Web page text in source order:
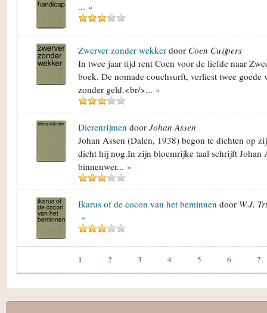
... »
Zwerver zonder wekker door Coen Cuijpers
In twee jaar tijd rent Coen voor de liefde naar
boek. De nomade couchsurft, verliest twee goede
zonder geld.<br/>... »
Dierenrijmen door Johan Assen
Johan Assen (Dalen, 1938) begon te dichten op
dicht hij nog.In zijn bloemrijke taal schrijft Johan
binnenwer... »
Ikarus of de cocon van het beminnen door W.J.
»
1 2 3 4 5 6 7